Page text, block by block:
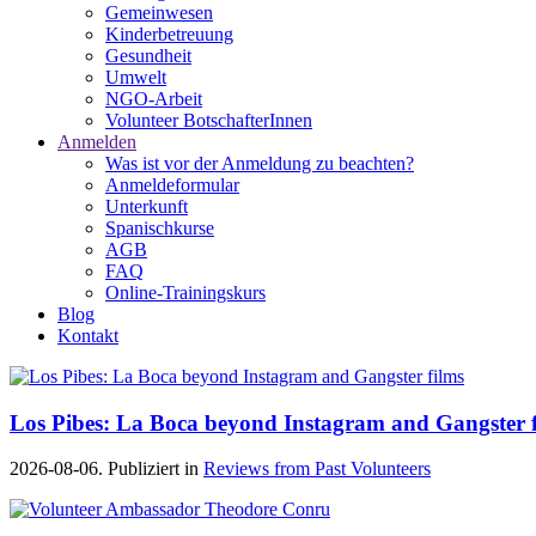
Gemeinwesen
Kinderbetreuung
Gesundheit
Umwelt
NGO-Arbeit
Volunteer BotschafterInnen
Anmelden
Was ist vor der Anmeldung zu beachten?
Anmeldeformular
Unterkunft
Spanischkurse
AGB
FAQ
Online-Trainingskurs
Blog
Kontakt
Los Pibes: La Boca beyond Instagram and Gangster
2026-08-06. Publiziert in Reviews from Past Volunteers